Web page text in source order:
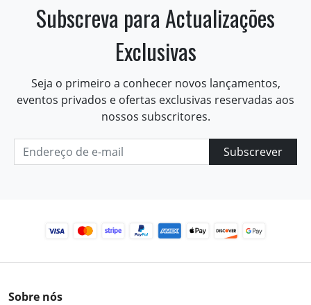
Subscreva para Actualizações
Exclusivas
Seja o primeiro a conhecer novos lançamentos,
eventos privados e ofertas exclusivas reservadas aos
nossos subscritores.
Subscrever
Sobre nós